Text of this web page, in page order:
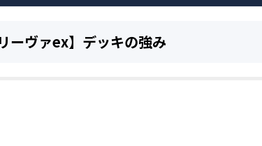
ーヴァex】デッキの強み